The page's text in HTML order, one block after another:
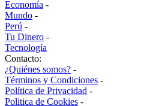
Economía -
Mundo -
Perú -
Tu Dinero -
Tecnología
Contacto:
¿Quiénes somos? -
Términos y Condiciones -
Política de Privacidad -
Politica de Cookies -